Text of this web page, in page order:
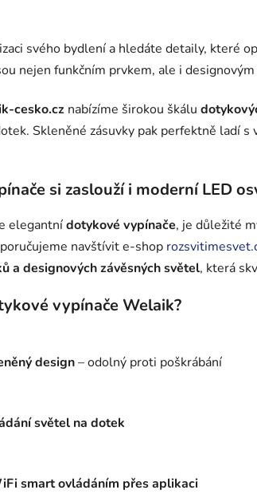
svého bydlení a hledáte detaily, které
nejen funkčním prvkem, ale i
cesko.cz nabízíme širokou škálu
Skleněné zásuvky pak perfektně ladí s
si zaslouží i moderní LED
elegantnídotykové vypínače, je důležité
navštívit e-shop
a designových závěsných světel, která
vypínače Welaik?
design– odolný proti poškrábání
světel na dotek
smart ovládáním přes aplikaci